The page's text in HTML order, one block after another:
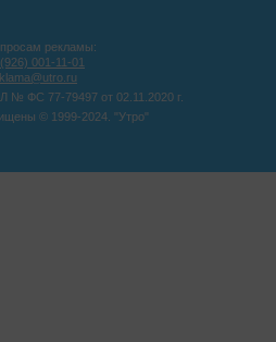
рекламы:
001-11-01
№ ФС 77-79497 от 02.11.2020 г.
© 1999-2024. "Утро"